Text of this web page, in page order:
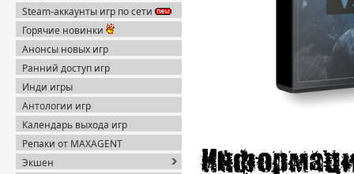
Steam-аккаунты игр по сети
Горячие новинки
Анонсы новых игр
Ранний доступ игр
Инди игры
Антологии игр
Календарь выхода игр
Репаки от MAXAGENT
Экшен